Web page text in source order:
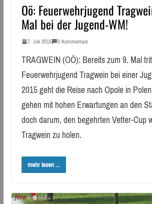
Oö: Feuerwehrjugend
Mal bei der Jugend-WM!
7. Juli 2015 0 Kommentare
TRAGWEIN (OÖ): Bereits zum 9. Mal
Feuerwehrjugend Tragwein bei einer
2015 geht die Reise nach Opole in
gehen mit hohen Erwartungen an den
doch darum, den begehrten Vetter-Cup
Tragwein zu holen.
mehr lesen ...